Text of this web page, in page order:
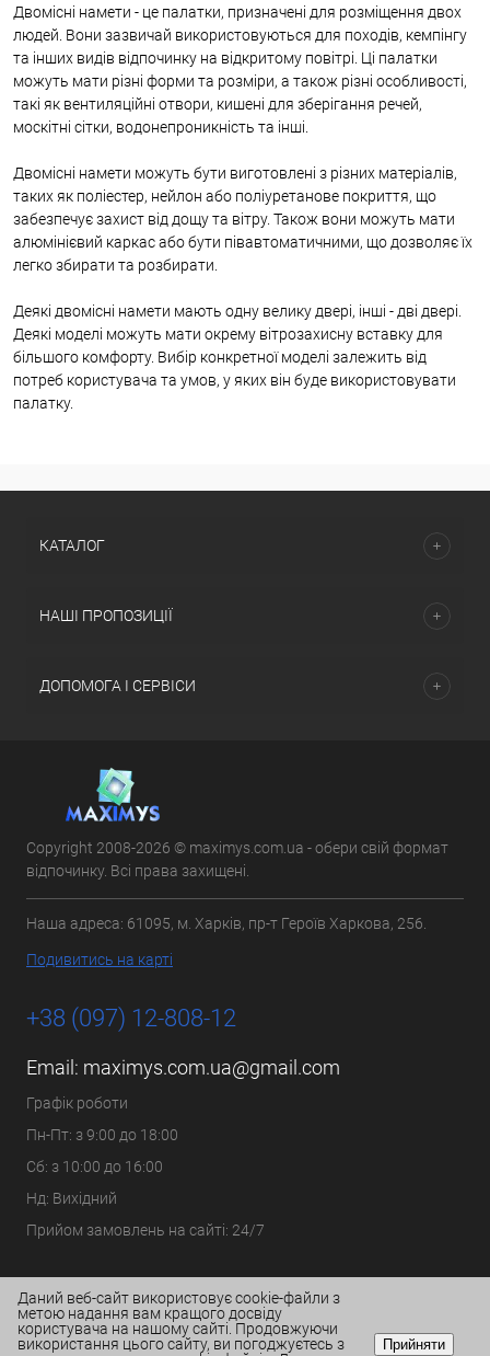
Двомісні намети - це палатки, призначені для розміщення двох
людей. Вони зазвичай використовуються для походів, кемпінгу
та інших видів відпочинку на відкритому повітрі. Ці палатки
можуть мати різні форми та розміри, а також різні особливості,
такі як вентиляційні отвори, кишені для зберігання речей,
москітні сітки, водонепроникність та інші.
Двомісні намети можуть бути виготовлені з різних матеріалів,
таких як поліестер, нейлон або поліуретанове покриття, що
забезпечує захист від дощу та вітру. Також вони можуть мати
алюмінієвий каркас або бути півавтоматичними, що дозволяє їх
легко збирати та розбирати.
Деякі двомісні намети мають одну велику двері, інші - дві двері.
Деякі моделі можуть мати окрему вітрозахисну вставку для
більшого комфорту. Вибір конкретної моделі залежить від
потреб користувача та умов, у яких він буде використовувати
палатку.
КАТАЛОГ
НАШІ ПРОПОЗИЦІЇ
ДОПОМОГА І СЕРВІСИ
Copyright 2008-2026 © maximys.com.ua - обери свій формат
відпочинку. Всі права захищені.
Наша адреса: 61095, м. Харків, пр-т Героїв Харкова, 256.
Подивитись на карті
+38 (097) 12-808-12
Email: maximys.com.ua@gmail.com
Графік роботи
Пн-Пт: з 9:00 до 18:00
Сб: з 10:00 до 16:00
Нд: Вихідний
Прийом замовлень на сайті: 24/7
Даний веб-сайт використовує cookie-файли з
метою надання вам кращого досвіду
користувача на нашому сайті. Продовжуючи
використання цього сайту, ви погоджуєтесь з
Прийняти